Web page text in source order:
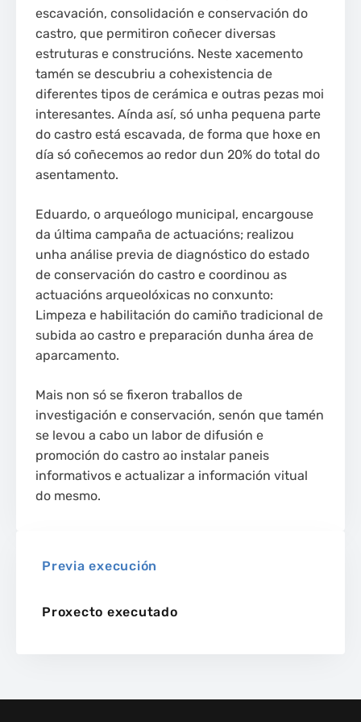
escavación, consolidación e conservación do
castro, que permitiron coñecer diversas
estruturas e construcións. Neste xacemento
tamén se descubriu a cohexistencia de
diferentes tipos de cerámica e outras pezas moi
interesantes. Aínda así, só unha pequena parte
do castro está escavada, de forma que hoxe en
día só coñecemos ao redor dun 20% do total do
asentamento.
Eduardo, o arqueólogo municipal, encargouse
da última campaña de actuacións; realizou
unha análise previa de diagnóstico do estado
de conservación do castro e coordinou as
actuacións arqueolóxicas no conxunto:
Limpeza e habilitación do camiño tradicional de
subida ao castro e preparación dunha área de
aparcamento.
Mais non só se fixeron traballos de
investigación e conservación, senón que tamén
se levou a cabo un labor de difusión e
promoción do castro ao instalar paneis
informativos e actualizar a información vitual
do mesmo.
Previa execución
Proxecto executado